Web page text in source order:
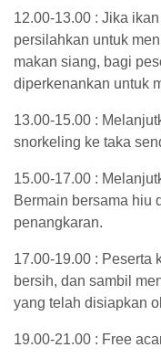
12.00-13.00 : Jika
persilahkan untuk
makan siang, bagi
diperkenankan untuk
13.00-15.00 :
snorkeling ke taka
15.00-17.00 :
Bermain bersama hiu
penangkaran.
17.00-19.00 : Peserta
bersih, dan sambil
yang telah disiapkan
19.00-21.00 : Free